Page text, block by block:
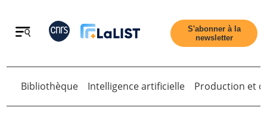
Retour
S'abonner à la
newsletter
Bibliothèque Intelligence artificielle Production et